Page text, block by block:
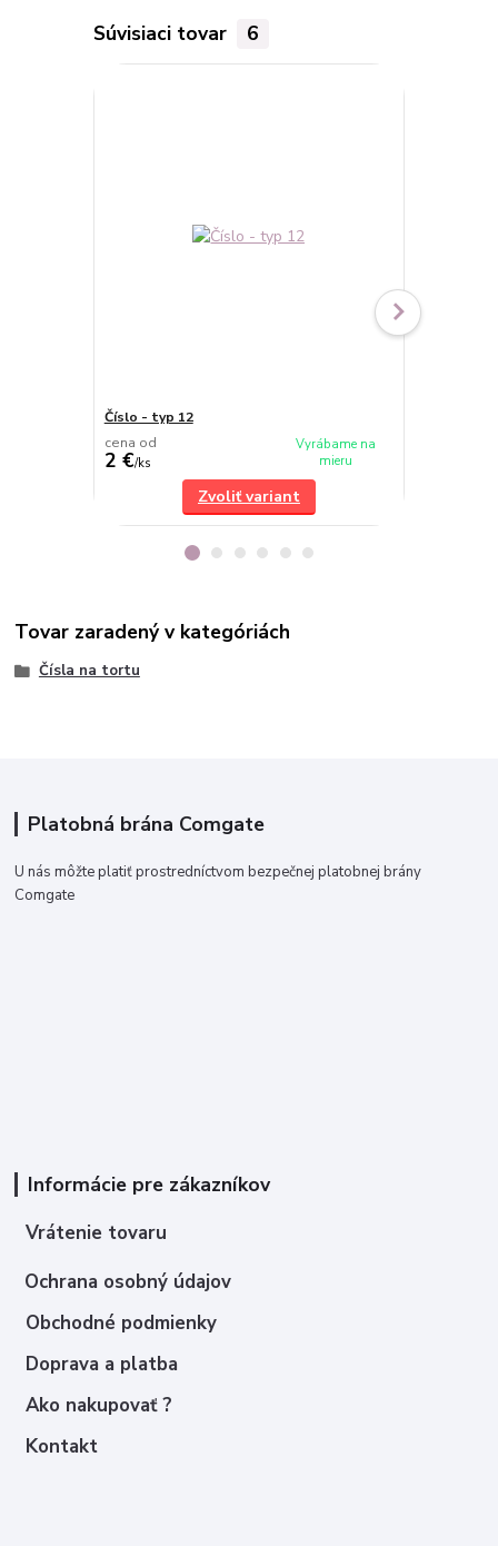
Súvisiaci tovar 6
Číslo - typ 12
cena od
2 €/ks
Vyrábame na
mieru
Zvoliť variant
Tovar zaradený v kategóriách
Čísla na tortu
Platobná brána Comgate
U nás môžte platiť prostredníctvom bezpečnej platobnej brány
Comgate
Informácie pre zákazníkov
Vrátenie tovaru
Ochrana osobný údajov
Obchodné podmienky
Doprava a platba
Ako nakupovať ?
Kontakt